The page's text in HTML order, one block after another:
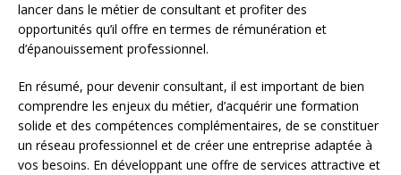
lancer dans le métier de consultant et profiter des
opportunités qu’il offre en termes de rémunération et
d’épanouissement professionnel.
En résumé, pour devenir consultant, il est important de bien
comprendre les enjeux du métier, d’acquérir une formation
solide et des compétences complémentaires, de se constituer
un réseau professionnel et de créer une entreprise adaptée à
vos besoins. En développant une offre de services attractive et